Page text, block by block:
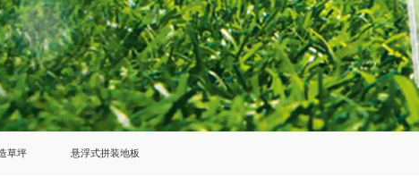
草坪 悬浮式拼装地板